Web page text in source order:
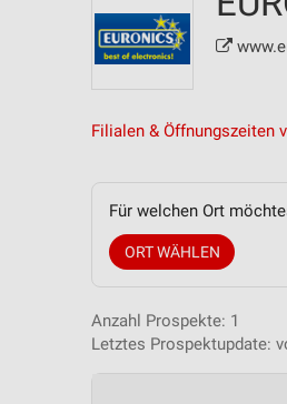
Filialen & Öffnungszeiten
Für welchen Ort
ORT WÄHLEN
Anzahl Prospekte: 1
Letztes Prospektupdate: